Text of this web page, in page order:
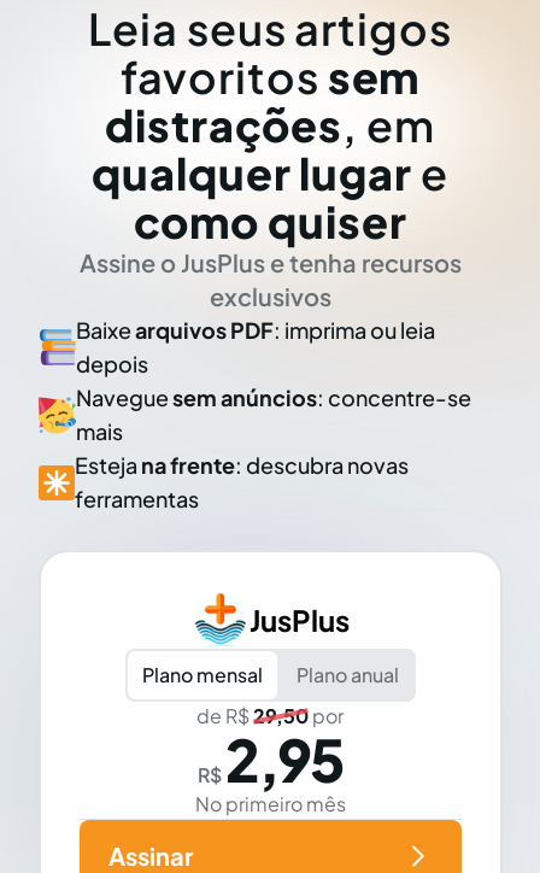
Leia seus artigos
favoritos sem
distrações, em
qualquer lugar e
como quiser
Assine o JusPlus e tenha recursos
exclusivos
Baixearquivos PDF: imprima ou leia
depois
Naveguesem anúncios: concentre-se
mais
Esteja na frente: descubra novas
ferramentas
JusPlus
Plano mensal
Plano anual
de R$29,50por
R$ 2,95
No primeiro mês
Assinar